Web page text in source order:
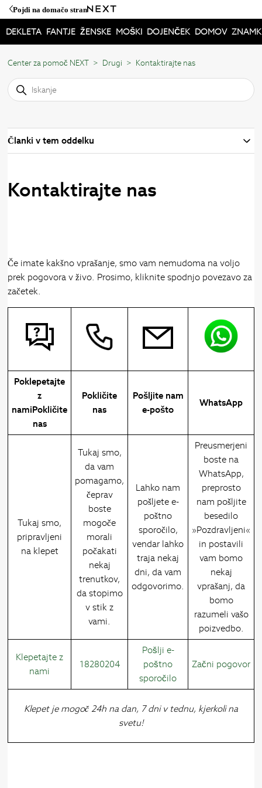
Pojdi na domačo stran
DEKLETA FANTJE ŽENSKE MOŠKI DOJENČEK DOMOV
Center za pomoč NEXT Drugi Kontaktirajte nas
Članki v tem oddelku
Kontaktirajte nas
Če imate kakšno vprašanje, smo vam nemudoma na voljo
prek pogovora v živo. Prosimo, kliknite spodnjo povezavo za
začetek.
Poklepetajte
z
namiPokličite
nas
Pokličite
nas
Pošljite nam
e-pošto
WhatsApp
Tukaj smo,
pripravljeni
na klepet
Tukaj smo,
da vam
pomagamo,
čeprav
boste
mogoče
morali
počakati
nekaj
trenutkov,
da stopimo
v stik z
vami.
Lahko nam
pošljete e-
poštno
sporočilo,
vendar lahko
traja nekaj
dni, da vam
odgovorimo.
Preusmerjeni
boste na
WhatsApp,
preprosto
nam pošljite
besedilo
»Pozdravljeni«
in postavili
vam bomo
nekaj
vprašanj, da
bomo
razumeli vašo
poizvedbo.
Klepetajte z
nami
18280204
Pošlji e-
poštno
sporočilo
Začni pogovor
Klepet je mogoč 24h na dan, 7 dni v tednu, kjerkoli na
svetu!